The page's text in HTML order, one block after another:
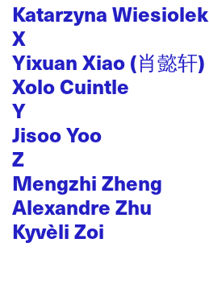
Katarzyna Wiesiolek
X
Yixuan Xiao (肖懿轩)
Xolo Cuintle
Y
Jisoo Yoo
Z
Mengzhi Zheng
Alexandre Zhu
Kyvèli Zoi